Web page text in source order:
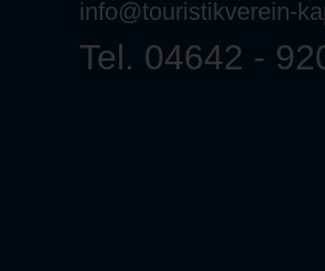
info@touristikverein-
Tel. 04642 -